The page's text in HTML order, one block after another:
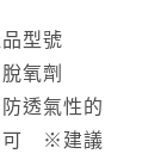
型號
氧劑
透氣性的
可 ※建議